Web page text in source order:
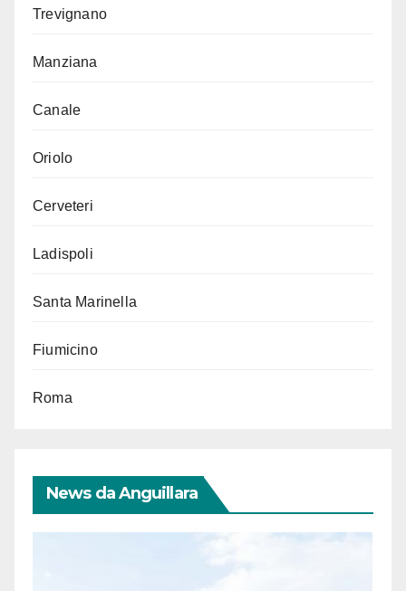
Trevignano
Manziana
Canale
Oriolo
Cerveteri
Ladispoli
Santa Marinella
Fiumicino
Roma
News da Anguillara